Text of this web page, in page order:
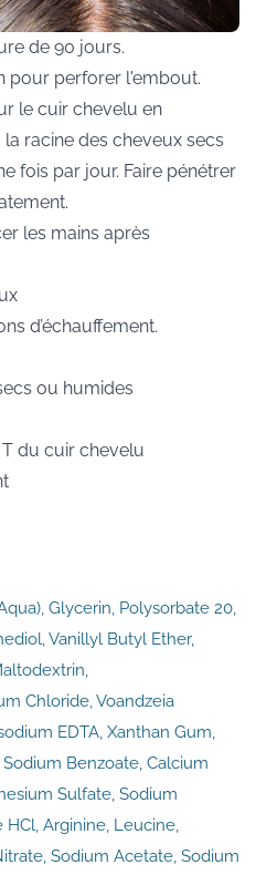
de 90 jours.
pour perforer l'embout.
le cuir chevelu en
racine des cheveux secs
fois par jour. Faire pénétrer
les mains après
d’échauffement.
ou humides
T du cuir chevelu
Glycerin, Polysorbate 20,
Vanillyl Butyl Ether,
Chloride, Voandzeia
EDTA, Xanthan Gum,
Benzoate, Calcium
Sulfate, Sodium
Arginine, Leucine,
Sodium Acetate, Sodium